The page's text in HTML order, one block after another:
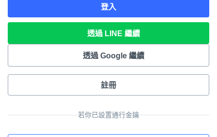
登入
透過 LINE 繼續
透過 Google 繼續
註冊
若你已設置通行金鑰